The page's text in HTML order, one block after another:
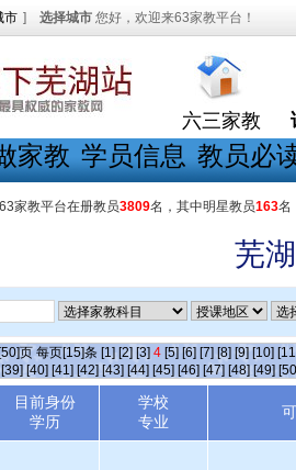
市 ] 选择城市 您好，欢迎来63家教平台！
六三家教
家教 学员信息 教员必
家教平台在册教员3809名，其中明星教员163名
芜
页 每页[15]条 [1] [2] [3] 4 [5] [6] [7] [8] [9] [10]
[39] [40] [41] [42] [43] [44] [45] [46] [47] [48] [49]
目前身份
学历
学校
专业